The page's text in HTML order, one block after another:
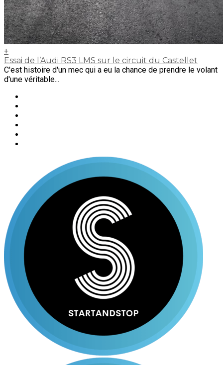
+
Essai de l’Audi RS3 LMS sur le circuit du Castellet
C'est histoire d'un mec qui a eu la chance de prendre le volant
d'une véritable...